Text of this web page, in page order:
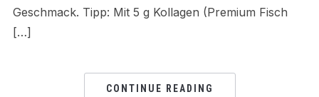
Geschmack. Tipp: Mit 5 g Kollagen (Premium Fisch
[…]
CONTINUE READING